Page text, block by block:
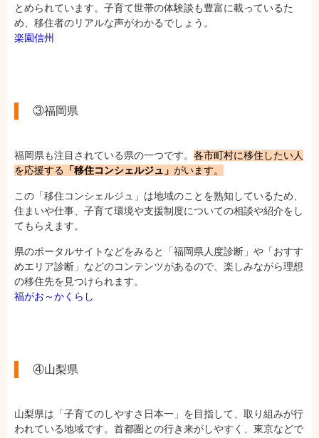
とめられています。子育て世帯の体験談も豊富に載っているた
め、移住者のリアルな声がわかるでしょう。
楽園信州
③福岡県
福岡県も注目されている県の一つです。 各市町村に移住したい人
を応援する 「移住コンシェルジュ」 がいます。
この「移住コンシェルジュ」は地域のことを熟知しているため、
住まいや仕事、子育て環境や支援制度についての相談や紹介をし
てもらえます。
県のポータルサイトなどをみると「福岡県人度診断」や「おすす
めエリア診断」などのコンテンツがあるので、楽しみながら理想
の移住先を見つけられます。
福がお～かくらし
④山梨県
山梨県は「子育てのしやすさ日本一」を目指して、取り組みが行
われている地域です。首都圏との行き来がしやすく、東京などで